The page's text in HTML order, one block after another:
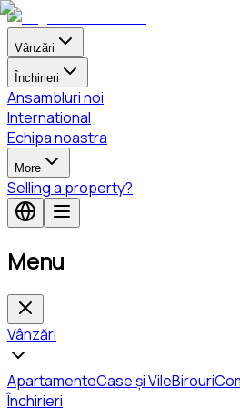
Vânzări
Închirieri
Ansambluri noi
International
Echipa noastra
More
Selling a property?
Menu
Vânzări
ApartamenteCase și VileBirouri
Închirieri